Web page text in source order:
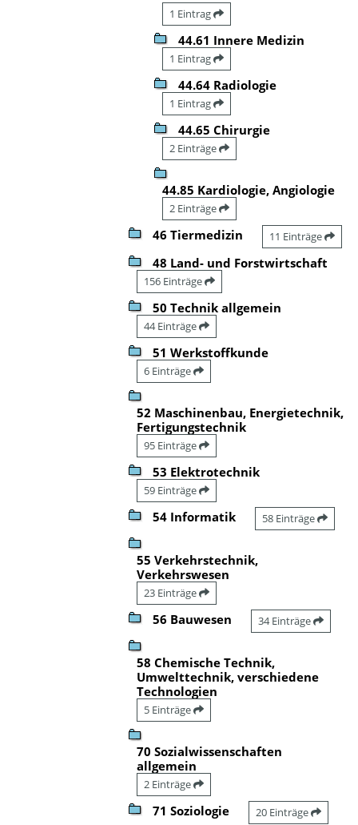
1 Eintrag
44.61 Innere Medizin
1 Eintrag
44.64 Radiologie
1 Eintrag
44.65 Chirurgie
2 Einträge
44.85 Kardiologie, Angiologie
2 Einträge
46 Tiermedizin 11 Einträge
48 Land- und Forstwirtschaft
156 Einträge
50 Technik allgemein
44 Einträge
51 Werkstoffkunde
6 Einträge
52 Maschinenbau, Energietechnik,
Fertigungstechnik
95 Einträge
53 Elektrotechnik
59 Einträge
54 Informatik 58 Einträge
55 Verkehrstechnik,
Verkehrswesen
23 Einträge
56 Bauwesen 34 Einträge
58 Chemische Technik,
Umwelttechnik, verschiedene
Technologien
5 Einträge
70 Sozialwissenschaften
allgemein
2 Einträge
71 Soziologie 20 Einträge